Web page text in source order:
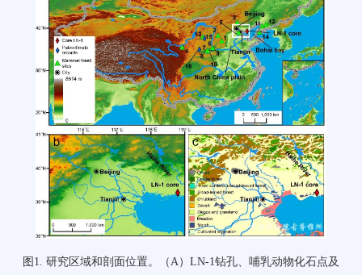
图1. 研究区域和剖面位置。（A）LN-1钻孔、哺乳动物化石点及